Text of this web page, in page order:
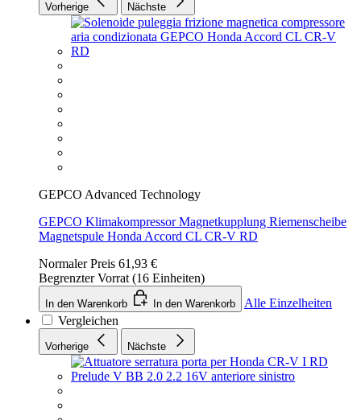
Vorherige Nächste
GEPCO Advanced Technology
GEPCO Klimakompressor Magnetkupplung Riemenscheibe
Magnetspule Honda Accord CL CR-V RD
Normaler Preis 61,93 €
Begrenzter Vorrat (16 Einheiten)
In den Warenkorb In den Warenkorb
Alle Einzelheiten
Vergleichen
Vorherige Nächste